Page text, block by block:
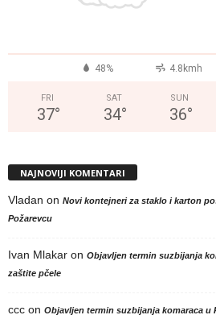
48% 4.8kmh
FRI
37°
SAT
34°
SUN
36°
NAJNOVIJI KOMENTARI
Vladan on Novi kontejneri za staklo i karton
Požarevcu
Ivan Mlakar on Objavljen termin suzbijanja
zaštite pčele
ccc on Objavljen termin suzbijanja komaraca u